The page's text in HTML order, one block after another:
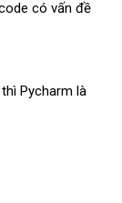
có vấn đề
Pycharm là